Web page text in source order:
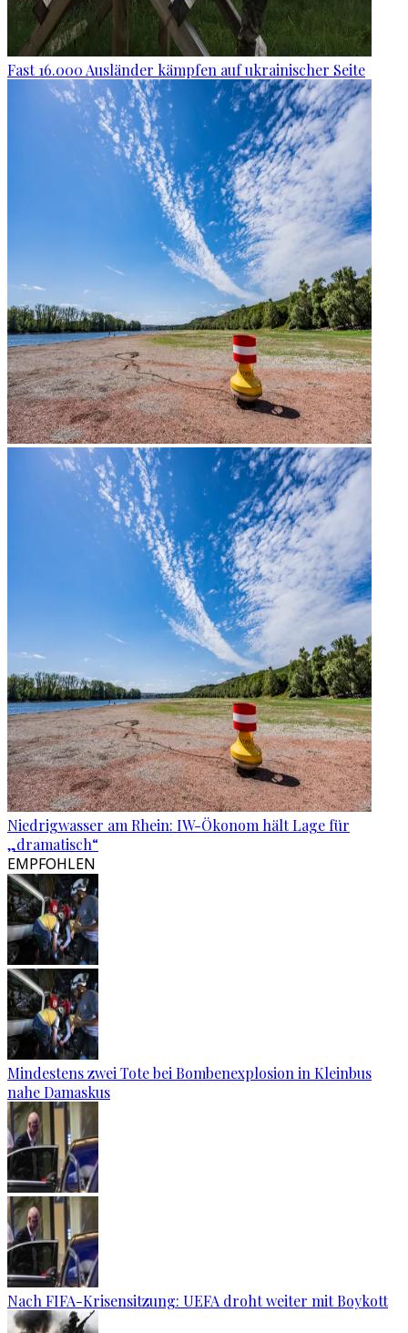
Fast 16.000 Ausländer kämpfen auf ukrainischer Seite
Niedrigwasser am Rhein: IW-Ökonom hält Lage für
„dramatisch“
EMPFOHLEN
Mindestens zwei Tote bei Bombenexplosion in Kleinbus
nahe Damaskus
Nach FIFA-Krisensitzung: UEFA droht weiter mit Boykott